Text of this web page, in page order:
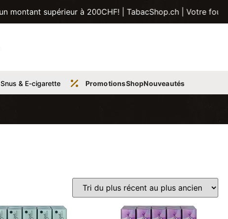
supérieur à 200CHF! | TabacShop.ch | Votre
Snus & E-cigarette PromotionsShopNouveautés